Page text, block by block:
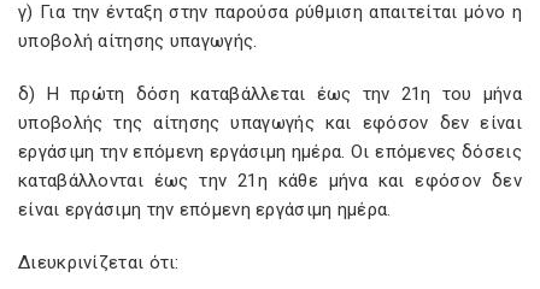
γ) Για την ένταξη στην παρούσα ρύθμιση απαιτείται μόνο η
υποβολή αίτησης υπαγωγής.
δ) Η πρώτη δόση καταβάλλεται έως την 21η του μήνα
υποβολής της αίτησης υπαγωγής και εφόσον δεν είναι
εργάσιμη την επόμενη εργάσιμη ημέρα. Οι επόμενες δόσεις
καταβάλλονται έως την 21η κάθε μήνα και εφόσον δεν
είναι εργάσιμη την επόμενη εργάσιμη ημέρα.
Διευκρινίζεται ότι: